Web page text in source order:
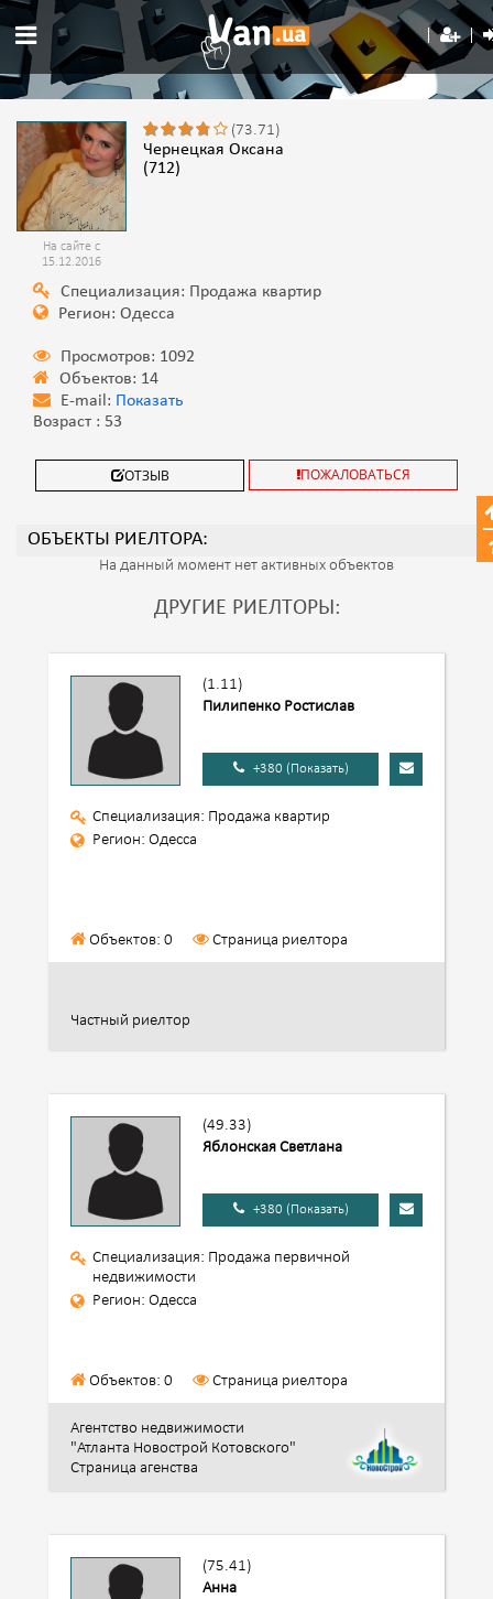
На сайте с
15.12.2016
(73.71)
Чернецкая Оксана
(712)
Специализация: Продажа квартир
Регион: Одесса
Просмотров: 1092
Объектов: 14
E-mail: Показать
Возраст : 53
ОТЗЫВ ПОЖАЛОВАТЬСЯ
ОБЪЕКТЫ РИЕЛТОРА:
На данный момент нет активных объектов
ДРУГИЕ РИЕЛТОРЫ:
(1.11)
Пилипенко Ростислав
+380 (Показать)
Специализация: Продажа квартир
Регион: Одесса
Объектов: 0 Страница риелтора
Частный риелтор
(49.33)
Яблонская Светлана
+380 (Показать)
Специализация: Продажа первичной
недвижимости
Регион: Одесса
Объектов: 0 Страница риелтора
Агентство недвижимости
"Атланта Новострой Котовского"
Страница агенства
(75.41)
Анна